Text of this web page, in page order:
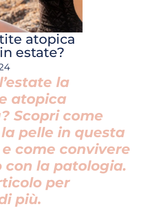
atopica
estate?
la
atopica
Scopri come
pelle in questa
come convivere
con la patologia.
per
più.